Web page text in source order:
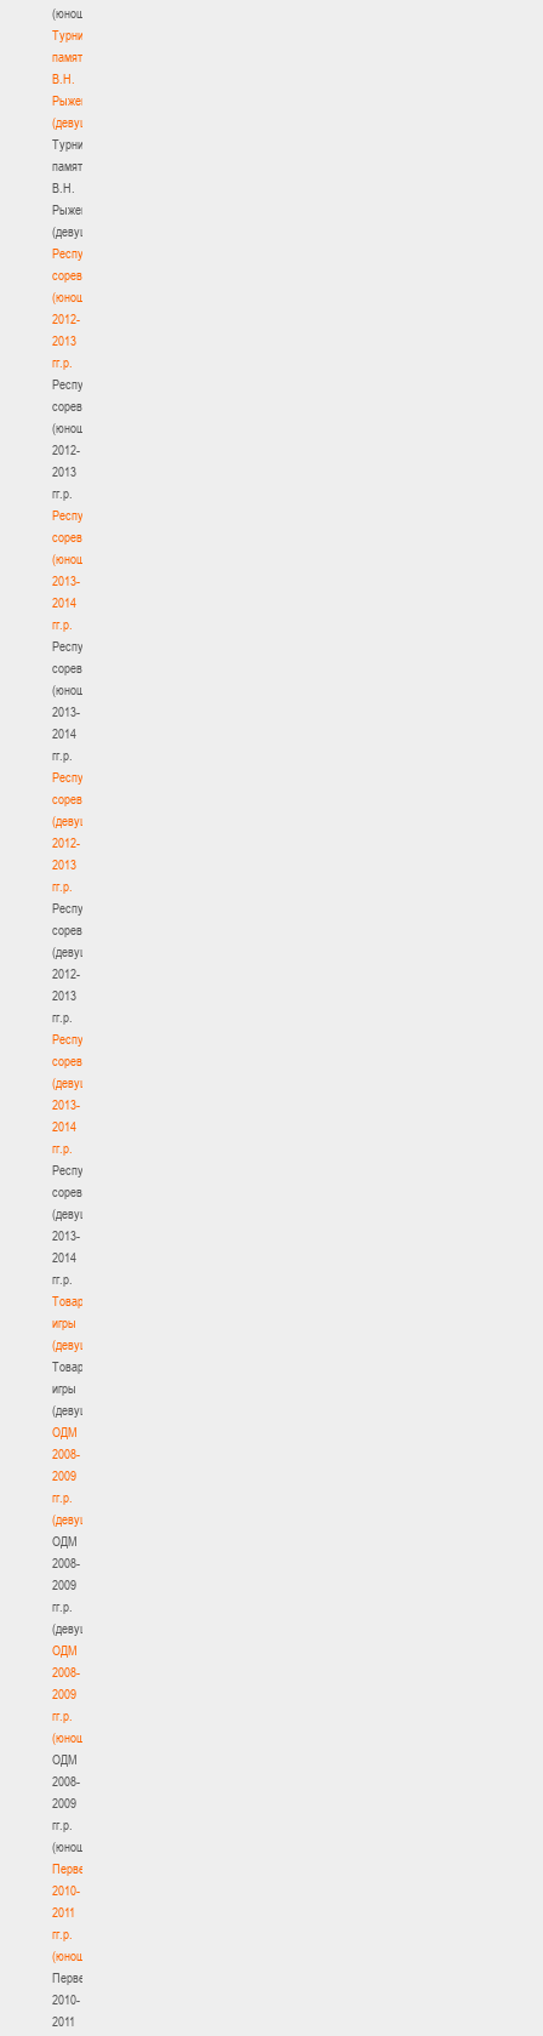
(юноши)
Турнир
памяти
В.Н.
Рыженкова
(девушки)
Турнир
памяти
В.Н.
Рыженкова
(девушки)
Республиканские
соревнования
(юноши)
2012-
2013
гг.р.
Республиканские
соревнования
(юноши)
2012-
2013
гг.р.
Республиканские
соревнования
(юноши)
2013-
2014
гг.р.
Республиканские
соревнования
(юноши)
2013-
2014
гг.р.
Республиканские
соревнования
(девушки)
2012-
2013
гг.р.
Республиканские
соревнования
(девушки)
2012-
2013
гг.р.
Республиканские
соревнования
(девушки)
2013-
2014
гг.р.
Республиканские
соревнования
(девушки)
2013-
2014
гг.р.
Товарищеские
игры
(девушки)
Товарищеские
игры
(девушки)
ОДМ
2008-
2009
гг.р.
(девушки)
ОДМ
2008-
2009
гг.р.
(девушки)
ОДМ
2008-
2009
гг.р.
(юноши)
ОДМ
2008-
2009
гг.р.
(юноши)
Первенство
2010-
2011
гг.р.
(юноши)
Первенство
2010-
2011